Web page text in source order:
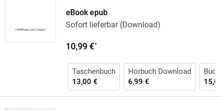
eBook epub
Sofort lieferbar (Download)
10,99 €*
Taschenbuch
13,00 €
Hörbuch Download
6,99 €